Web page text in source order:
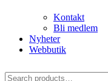
Kontakt
Bli medlem
Nyheter
Webbutik